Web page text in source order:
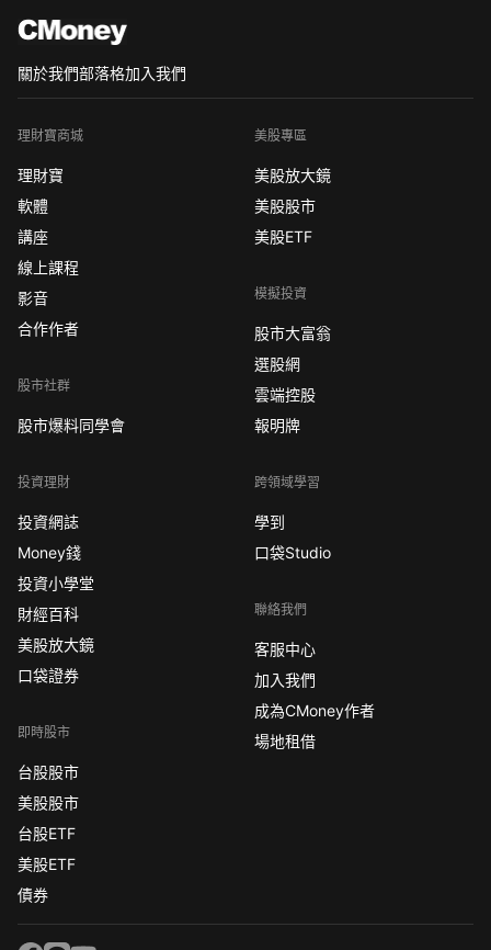
關於我們部落格加入我們
理財寶商城
理財寶
軟體
講座
線上課程
影音
合作作者
股市社群
股市爆料同學會
投資理財
投資網誌
Money錢
投資小學堂
財經百科
美股放大鏡
口袋證券
即時股市
台股股市
美股股市
台股ETF
美股ETF
債券
美股專區
美股放大鏡
美股股市
美股ETF
模擬投資
股市大富翁
選股網
雲端控股
報明牌
跨領域學習
學到
口袋Studio
聯絡我們
客服中心
加入我們
成為CMoney作者
場地租借